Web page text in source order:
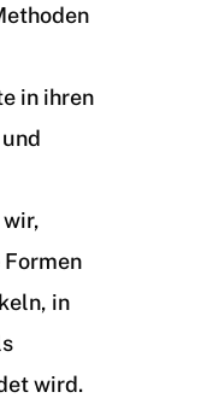
in ihren
in
wird.